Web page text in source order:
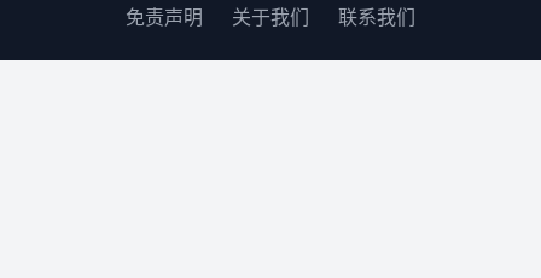
免责声明 关于我们 联系我们